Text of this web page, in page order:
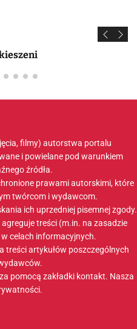
filmy) autorstwa portalu
i powielane pod warunkiem
źródła.
prawami autorskimi, które
twórcom i wydawcom.
ich uprzedniej pisemnej zgody.
treści (m.in. na zasadzie
celach informacyjnych.
treści artykułów poszczególnych
pomocą zakładki kontakt. Nasza
.